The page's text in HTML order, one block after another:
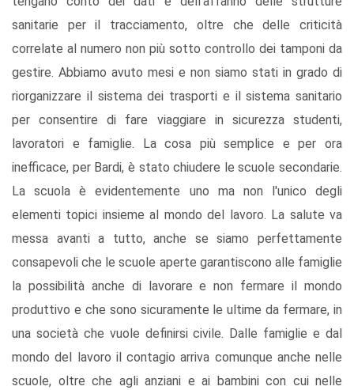
sanitarie per il tracciamento, oltre che delle criticità
correlate al numero non più sotto controllo dei tamponi da
gestire. Abbiamo avuto mesi e non siamo stati in grado di
riorganizzare il sistema dei trasporti e il sistema sanitario
per consentire di fare viaggiare in sicurezza studenti,
lavoratori e famiglie. La cosa più semplice e per ora
inefficace, per Bardi, è stato chiudere le scuole secondarie.
La scuola è evidentemente uno ma non l'unico degli
elementi topici insieme al mondo del lavoro. La salute va
messa avanti a tutto, anche se siamo perfettamente
consapevoli che le scuole aperte garantiscono alle famiglie
la possibilità anche di lavorare e non fermare il mondo
produttivo e che sono sicuramente le ultime da fermare, in
una società che vuole definirsi civile. Dalle famiglie e dal
mondo del lavoro il contagio arriva comunque anche nelle
scuole, oltre che agli anziani e ai bambini con cui nelle